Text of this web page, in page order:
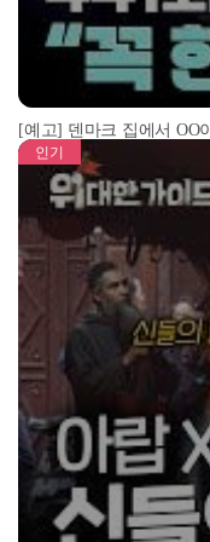
[예고] 덴마크 집에서 OO
인기